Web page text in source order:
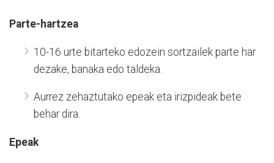
Parte-hartzea
10-16 urte bitarteko edozein sortzailek parte har
dezake, banaka edo taldeka.
Aurrez zehaztutako epeak eta irizpideak bete
behar dira.
Epeak